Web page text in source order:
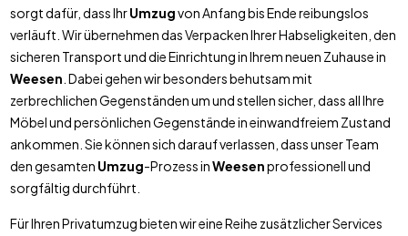
sorgt dafür, dass IhrUmzugvon Anfang bis Ende reibungslos
verläuft. Wir übernehmen das Verpacken Ihrer Habseligkeiten, den
sicheren Transport und die Einrichtung in Ihrem neuen Zuhause in
Weesen . Dabei gehen wir besonders behutsam mit
zerbrechlichen Gegenständen um und stellen sicher, dass all Ihre
Möbel und persönlichen Gegenstände in einwandfreiem Zustand
ankommen. Sie können sich darauf verlassen, dass unser Team
den gesamten Umzug-Prozess inWeesenprofessionell und
sorgfältig durchführt.
Für Ihren Privatumzug bieten wir eine Reihe zusätzlicher Services